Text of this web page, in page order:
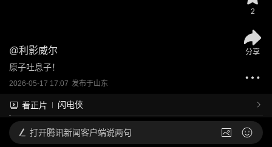
@利影威尔
原子吐息子！
2026-05-17 17:07 发布于山东
看正片 闪电侠
2
分享
打开腾讯新闻客户端说两句